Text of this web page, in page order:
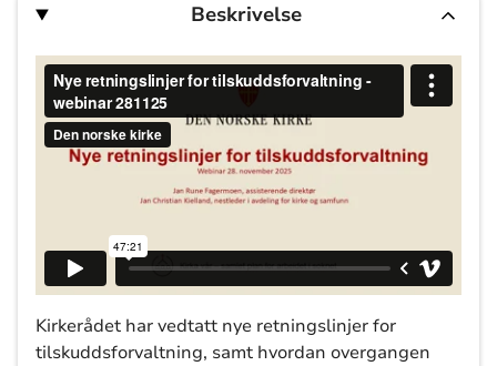
Beskrivelse
Kirkerådet har vedtatt nye retningslinjer for
tilskuddsforvaltning, samt hvordan overgangen